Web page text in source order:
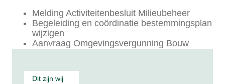
Melding Activiteitenbesluit Milieubeheer
Begeleiding en coördinatie bestemmingsplan
wijzigen
Aanvraag Omgevingsvergunning Bouw
Dit zijn wij